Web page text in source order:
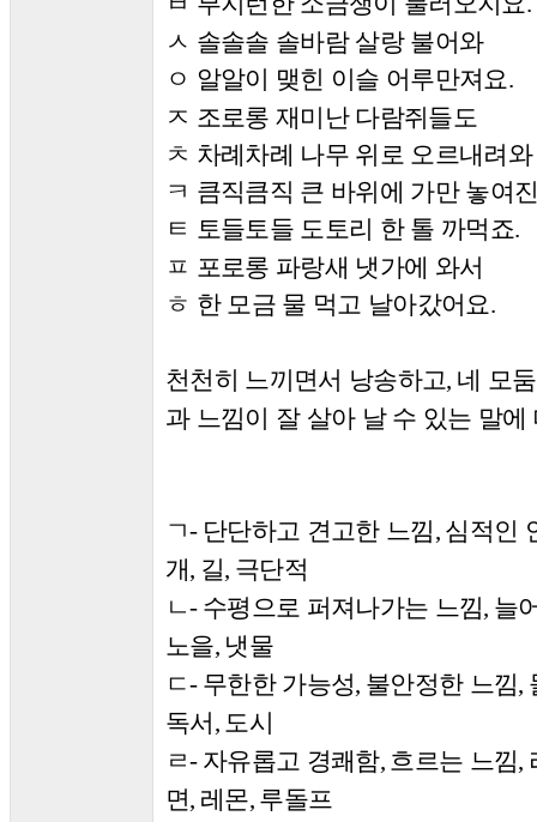
ㅅ 솔솔솔 솔바람 살랑 불어와
ㅇ 알알이 맺힌 이슬 어루만져요.
ㅈ 조로롱 재미난 다람쥐들도
ㅊ 차례차례 나무 위로 오르내려와
ㅋ 큼직큼직 큰 바위에 가만 놓여
ㅌ 토들토들 도토리 한 톨 까먹죠.
ㅍ 포로롱 파랑새 냇가에 와서
ㅎ 한 모금 물 먹고 날아갔어요.
천천히 느끼면서 낭송하고, 네 모
과 느낌이 잘 살아 날 수 있는 말
ㄱ- 단단하고 견고한 느낌, 심적인
개, 길, 극단적
ㄴ- 수평으로 퍼져나가는 느낌, 늘
노을, 냇물
ㄷ- 무한한 가능성, 불안정한 느낌,
독서, 도시
ㄹ- 자유롭고 경쾌함, 흐르는 느낌,
면, 레몬, 루돌프